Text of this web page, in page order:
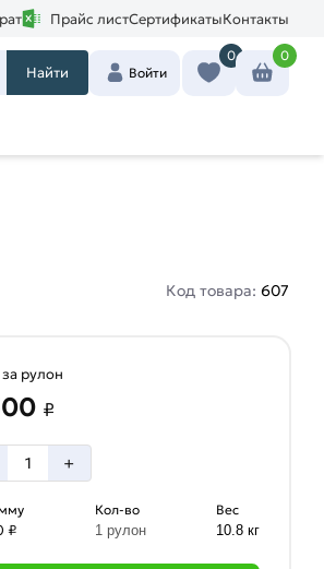
Прайс листСертификатыКонтакты
Найти Войти
0 0
Код товара: 607
рулон
₽
+
₽
Кол-во
1 рулон
Вес
10.8 кг